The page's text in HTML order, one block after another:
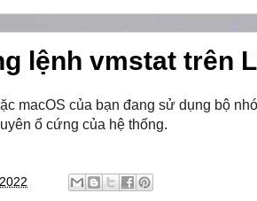
lệnh vmstat trên
macOS của bạn đang sử dụng bộ
ổ cứng của hệ thống.